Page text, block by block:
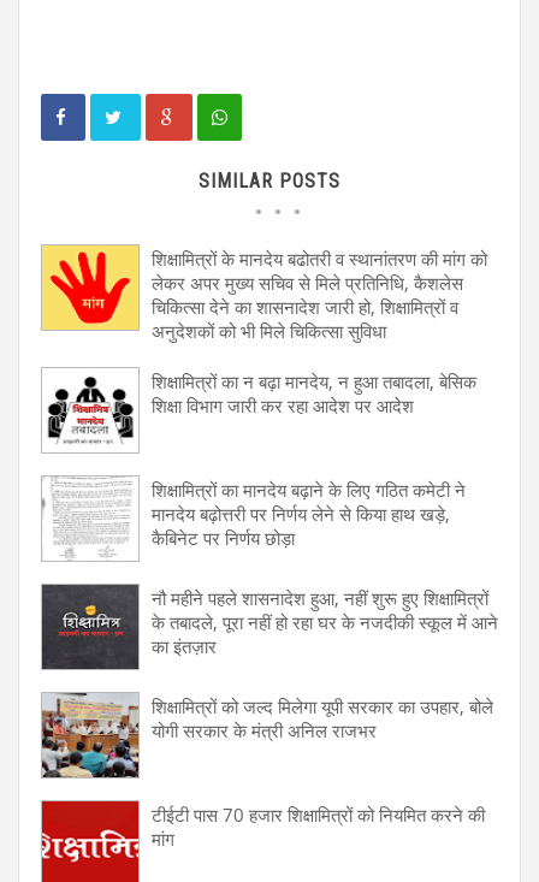
SIMILAR POSTS
शिक्षामित्रों के मानदेय बढोतरी व स्थानांतरण की मांग को
लेकर अपर मुख्य सचिव से मिले प्रतिनिधि, कैशलेस
चिकित्सा देने का शासनादेश जारी हो, शिक्षामित्रों व
अनुदेशकों को भी मिले चिकित्सा सुविधा
शिक्षामित्रों का न बढ़ा मानदेय, न हुआ तबादला, बेसिक
शिक्षा विभाग जारी कर रहा आदेश पर आदेश
शिक्षामित्रों का मानदेय बढ़ाने के लिए गठित कमेटी ने
मानदेय बढ़ोत्तरी पर निर्णय लेने से किया हाथ खड़े,
कैबिनेट पर निर्णय छोड़ा
नौ महीने पहले शासनादेश हुआ, नहीं शुरू हुए शिक्षामित्रों
के तबादले, पूरा नहीं हो रहा घर के नजदीकी स्कूल में आने
का इंतज़ार
शिक्षामित्रों को जल्द मिलेगा यूपी सरकार का उपहार, बोले
योगी सरकार के मंत्री अनिल राजभर
टीईटी पास 70 हजार शिक्षामित्रों को नियमित करने की
मांग